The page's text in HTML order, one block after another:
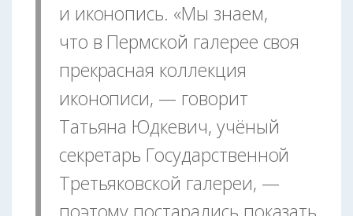
и иконопись. «Мы знаем,
что в Пермской галерее своя
прекрасная коллекция
иконописи, — говорит
Татьяна Юдкевич, учёный
секретарь Государственной
Третьяковской галереи, —